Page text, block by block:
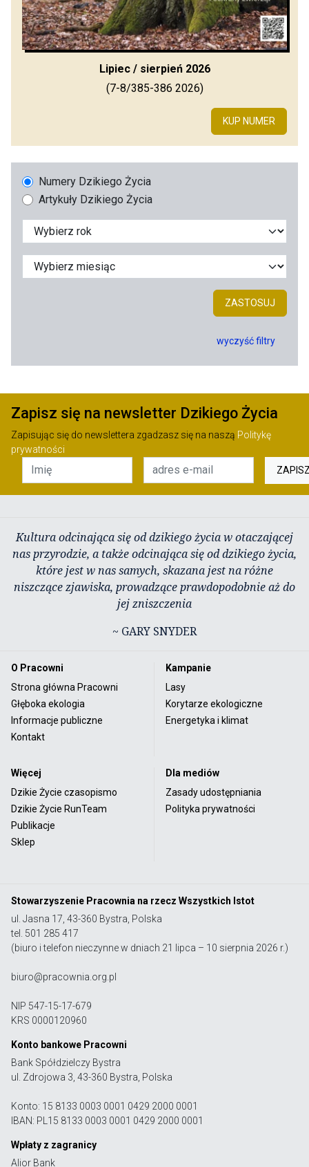
Lipiec / sierpień 2026
(7-8/385-386 2026)
KUP NUMER
Numery Dzikiego Życia
Artykuły Dzikiego Życia
ZASTOSUJ
wyczyść filtry
Zapisz się na newsletter Dzikiego Życia
Zapisując się do newslettera zgadzasz się na naszą Politykę
prywatności
Kultura odcinająca się od dzikiego życia w otaczającej
nas przyrodzie, a także odcinająca się od dzikiego życia,
które jest w nas samych, skazana jest na różne
niszczące zjawiska, prowadzące prawdopodobnie aż do
jej zniszczenia
~ GARY SNYDER
O Pracowni
Strona główna Pracowni
Głęboka ekologia
Informacje publiczne
Kontakt
Kampanie
Lasy
Korytarze ekologiczne
Energetyka i klimat
Więcej
Dzikie Życie czasopismo
Dzikie Życie RunTeam
Publikacje
Sklep
Dla mediów
Zasady udostępniania
Polityka prywatności
Stowarzyszenie Pracownia na rzecz Wszystkich Istot
ul. Jasna 17, 43-360 Bystra, Polska
tel. 501 285 417
(biuro i telefon nieczynne w dniach 21 lipca – 10 sierpnia 2026 r.)
biuro@pracownia.org.pl
NIP 547-15-17-679
KRS 0000120960
Konto bankowe Pracowni
Bank Spółdzielczy Bystra
ul. Zdrojowa 3, 43-360 Bystra, Polska
Konto: 15 8133 0003 0001 0429 2000 0001
IBAN: PL15 8133 0003 0001 0429 2000 0001
Wpłaty z zagranicy
Alior Bank